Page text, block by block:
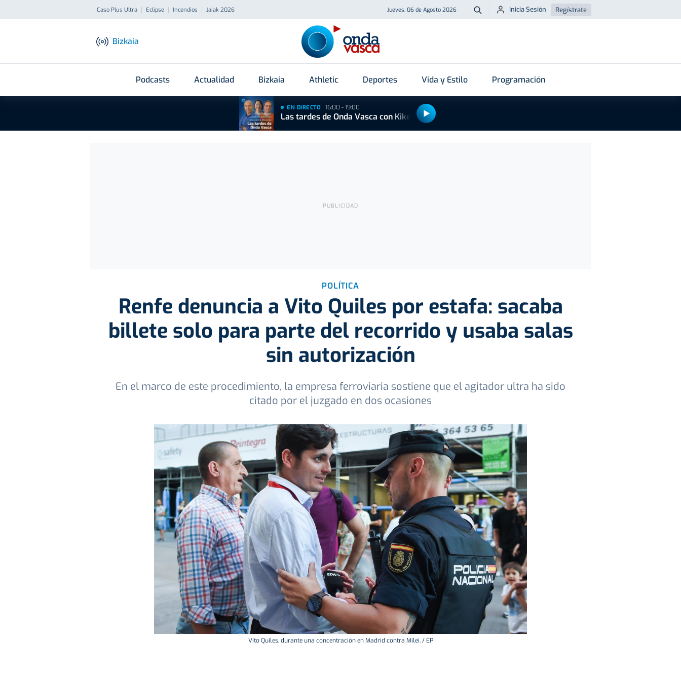
Caso Plus Ultra Eclipse Incendios Jaiak 2026 Jueves, 06 de Agosto 2026 Buscar
Inicia Sesión Regístrate
Bizkaia
Podcasts Actualidad Bizkaia Athletic Deportes Vida y Estilo Programación
EN DIRECTO 16:00 - 19:00
Las tardes de Onda Vasca con Kike Alonso
POLÍTICA
Renfe denuncia a Vito Quiles por estafa: sacaba
billete solo para parte del recorrido y usaba salas
sin autorización
En el marco de este procedimiento, la empresa ferroviaria sostiene que el agitador ultra ha sido
citado por el juzgado en dos ocasiones
Vito Quiles, durante una concentración en Madrid contra Milei. / EP